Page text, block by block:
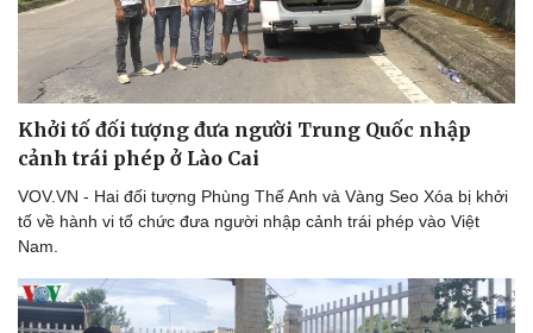
Thể thao
Bóng đá
Lịch thi đấu bóng đá
Thế giới thể thao
eSports
Ô tô - Xe máy
Ô tô
Tư vấn
Khởi tố đối tượng đưa người Trung Quốc nhập
cảnh trái phép ở Lào Cai
VOV.VN - Hai đối tượng Phùng Thế Anh và Vàng Seo Xóa bị khởi
tố về hành vi tổ chức đưa người nhập cảnh trái phép vào Việt
Nam.